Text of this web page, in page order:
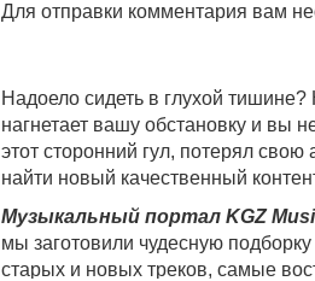
Для отправки комментария вам
Надоело сидеть в глухой
нагнетает вашу обстановку и вы
этот сторонний гул, потерял
найти новый качественный
Музыкальный портал KGZ
мы заготовили чудесную
старых и новых треков, самые